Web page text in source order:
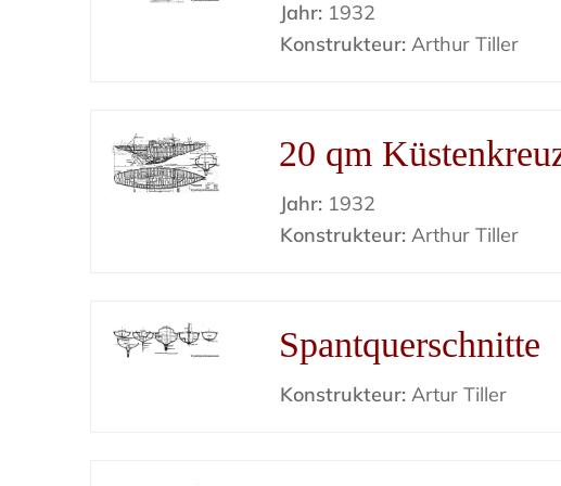
Jahr: 1932
Konstrukteur: Arthur Tiller
20 qm
Jahr: 1932
Konstrukteur: Arthur Tiller
Spantquerschnitte
Konstrukteur: Artur Tiller